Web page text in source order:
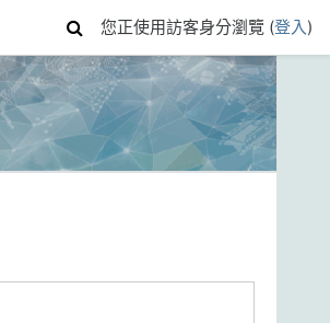
您正使用訪客身分瀏覽 (登入)